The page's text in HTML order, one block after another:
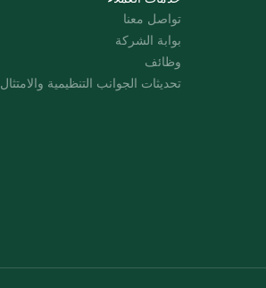
تواصل معنا
بوابة الشركة
وظائف
تحديثات الجوانب التنظيمية والامتثال